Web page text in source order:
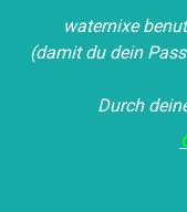
waternixe
(damit du dein
Durch